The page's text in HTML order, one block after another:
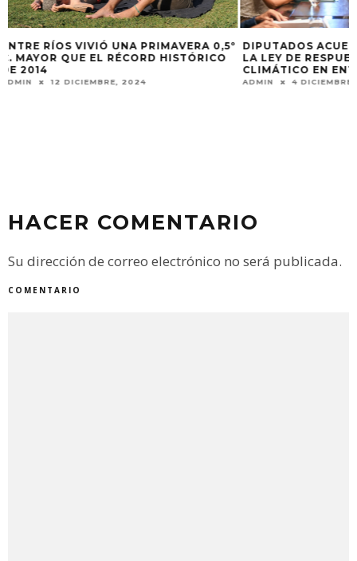
DIPUTADOS ACUERDA EL TEXTO PARA
LA LEY DE RESPUESTA AL CAMBIO
CLIMÁTICO EN ENTRE RÍOS
ADMIN 4 DICIEMBRE, 2025
EN
FORO PARA UN
ENTRE RÍOS
ADMIN 1 JULIO,
HACER COMENTARIO
Su dirección de correo electrónico no será publicada.
COMENTARIO